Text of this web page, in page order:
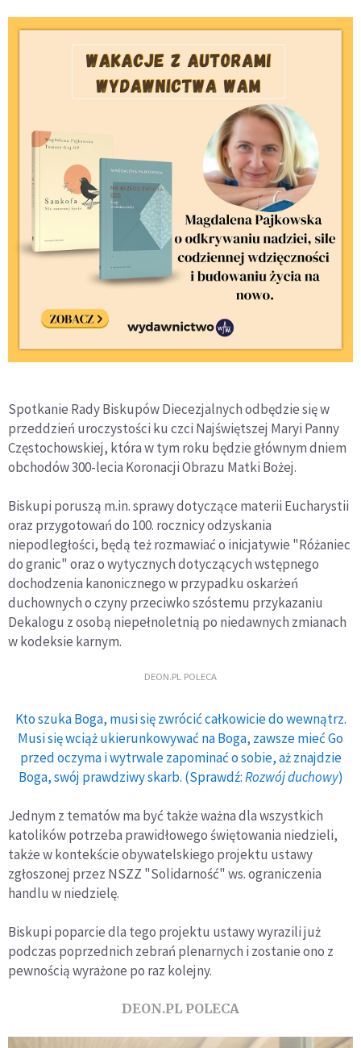
Spotkanie Rady Biskupów Diecezjalnych odbędzie się w
przeddzień uroczystości ku czci Najświętszej Maryi Panny
Częstochowskiej, która w tym roku będzie głównym dniem
obchodów 300-lecia Koronacji Obrazu Matki Bożej.
Biskupi poruszą m.in. sprawy dotyczące materii Eucharystii
oraz przygotowań do 100. rocznicy odzyskania
niepodległości, będą też rozmawiać o inicjatywie "Różaniec
do granic" oraz o wytycznych dotyczących wstępnego
dochodzenia kanonicznego w przypadku oskarżeń
duchownych o czyny przeciwko szóstemu przykazaniu
Dekalogu z osobą niepełnoletnią po niedawnych zmianach
w kodeksie karnym.
DEON.PL POLECA
Kto szuka Boga, musi się zwrócić całkowicie do wewnątrz.
Musi się wciąż ukierunkowywać na Boga, zawsze mieć Go
przed oczyma i wytrwale zapominać o sobie, aż znajdzie
Boga, swój prawdziwy skarb. (Sprawdź:Rozwój duchowy)
Jednym z tematów ma być także ważna dla wszystkich
katolików potrzeba prawidłowego świętowania niedzieli,
także w kontekście obywatelskiego projektu ustawy
zgłoszonej przez NSZZ "Solidarność" ws. ograniczenia
handlu w niedzielę.
Biskupi poparcie dla tego projektu ustawy wyrazili już
podczas poprzednich zebrań plenarnych i zostanie ono z
pewnością wyrażone po raz kolejny.
DEON.PL POLECA